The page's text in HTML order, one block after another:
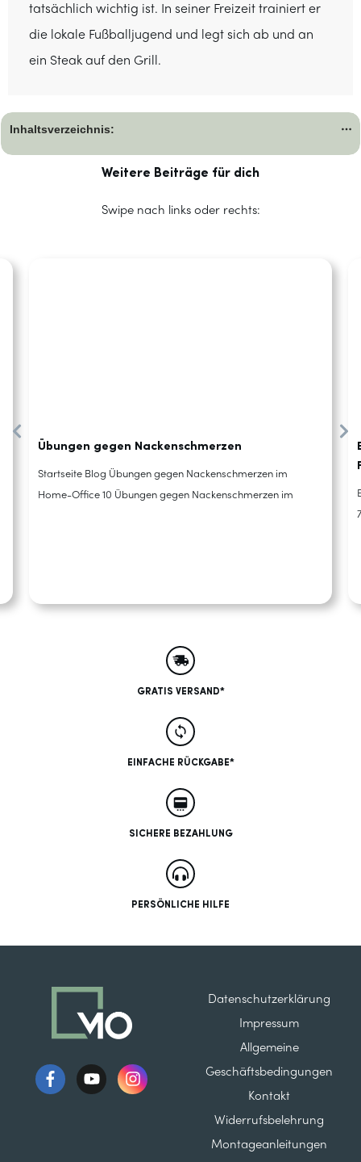
tatsächlich wichtig ist. In seiner Freizeit trainiert er
die lokale Fußballjugend und legt sich ab und an
ein Steak auf den Grill.
Inhaltsverzeichnis:
Weitere Beiträge für dich
Swipe nach links oder rechts:
Übungen gegen Nackenschmerzen
Startseite Blog Übungen gegen Nackenschmerzen im
Home-Office 10 Übungen gegen Nackenschmerzen im
GRATIS VERSAND*
EINFACHE RÜCKGABE*
SICHERE BEZAHLUNG
PERSÖNLICHE HILFE
Datenschutzerklärung
Impressum
Allgemeine
Geschäftsbedingungen
Kontakt
Widerrufsbelehrung
Montageanleitungen